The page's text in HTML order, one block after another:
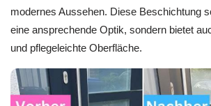
modernes Aussehen. Diese Beschichtung
eine ansprechende Optik, sondern bietet
und pflegeleichte Oberfläche.